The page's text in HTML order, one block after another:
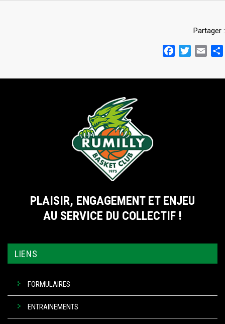
Partager :
FacebookTwitter
PLAISIR, ENGAGEMENT ET ENJEU
AU SERVICE DU COLLECTIF !
LIENS
FORMULAIRES
ENTRAINEMENTS